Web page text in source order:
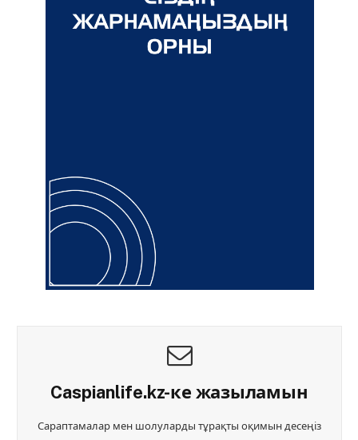
Caspianlife.kz-ке жазыламын
Сараптамалар мен шолуларды тұрақты оқимын десеңіз